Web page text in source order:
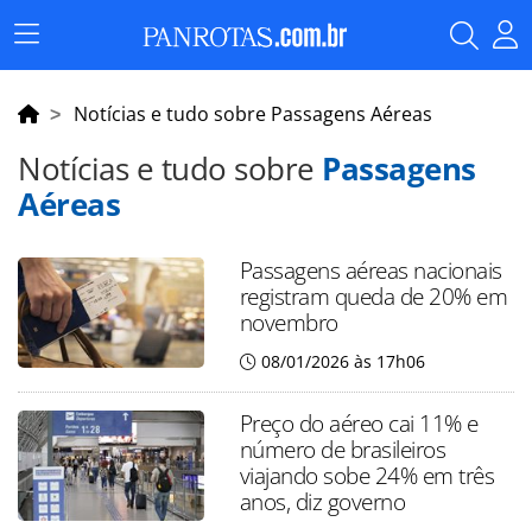
Menu
Principal
Notícias e tudo sobre Passagens Aéreas
Notícias e tudo sobre Passagens
Aéreas
Passagens aéreas nacionais
registram queda de 20% em
novembro
08/01/2026 às 17h06
Preço do aéreo cai 11% e
número de brasileiros
viajando sobe 24% em três
anos, diz governo